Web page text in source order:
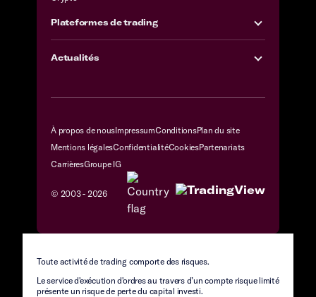
Plateformes de trading
Actualités
À propos de nousImpressumConditionsPlan du site
Mentions légalesConfidentialitéCookiesPartenariats
CarrièresGroupe IG
© 2003 - 2026
Toute activité de trading comporte des risques.
Le service d'exécution d'ordres au travers d’un compte risque limité
présente un risque de perte du capital investi.